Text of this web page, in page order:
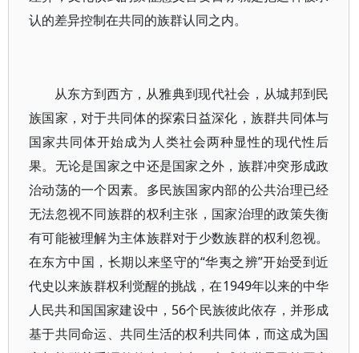
认的差异控制在共同的族群认同之内。
从东方到西方，从雅典到现代社会，从城邦到民
族国家，对于共同体的探索日益深化，族群共同体与
国家共同体开始成为人类社会两种显性的现代性后
果。无论是国家之中还是国家之外，族群冲突形成政
治动荡的一个因素。多民族国家内部的公共治理已经
无法忽视不同族群的权利主张，国家治理的政策失衡
有可能被理解为主体族群对于少数族群的权利忽视。
在东方中国，长期以来坚守的“华夷之辨”开始受到近
代史以来族群权利觉醒的挑战，在1949年以来的中华
人民共和国国家建设中，56个民族彼此依存，并形成
基于共同命运、共同生活的权利共同体，而这成为国